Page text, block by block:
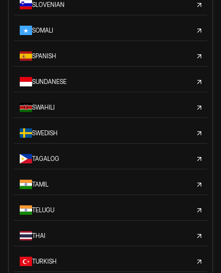
SLOVENIAN
SOMALI
SPANISH
SUNDANESE
SWAHILI
SWEDISH
TAGALOG
TAMIL
TELUGU
THAI
TURKISH